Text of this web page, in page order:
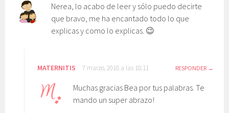
Nerea, lo acabo de leer y sólo puedo decirte
que bravo, me ha encantado todo lo que
explicas y como lo explicas. 😉
MATERNITIS 7 marzo, 2018 a las 18:11 RESPONDER
Muchas gracias Bea por tus palabras. Te
mando un super abrazo!